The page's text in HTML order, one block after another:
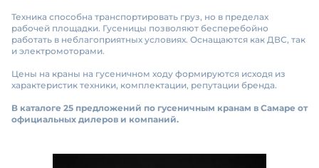
Техника способна транспортировать груз, но в пределах
рабочей площадки. Гусеницы позволяют бесперебойно
работать в неблагоприятных условиях. Оснащаются как ДВС, так
и электромоторами.
Цены на краны на гусеничном ходу формируются исходя из
характеристик техники, комплектации, репутации бренда.
В каталоге 25 предложений по гусеничным кранам в Самаре от
официальных дилеров и компаний.